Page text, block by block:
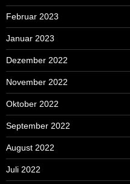
Februar 2023
Januar 2023
Dezember 2022
November 2022
Oktober 2022
September 2022
August 2022
Juli 2022